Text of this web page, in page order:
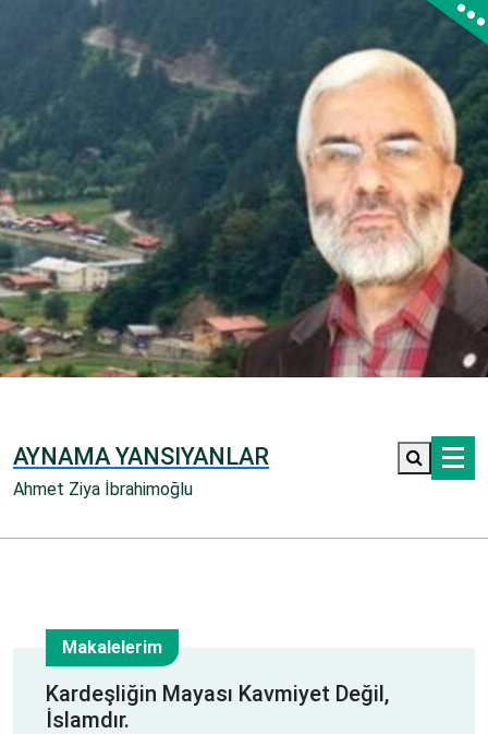
AYNAMA YANSIYANLAR
Ahmet Ziya İbrahimoğlu
25
Makalelerim
Kardeşliğin Mayası Kavmiyet Değil,
İslamdır.